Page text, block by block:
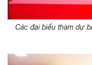
Các đại biểu tham dự